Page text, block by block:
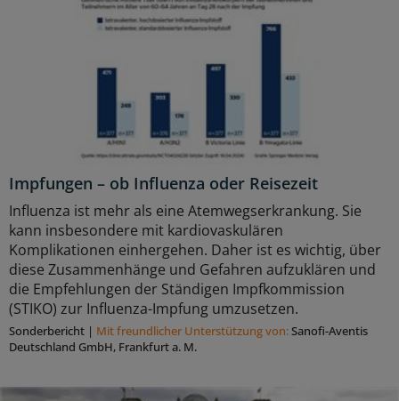
Impfungen – ob Influenza oder Reisezeit
Influenza ist mehr als eine Atemwegserkrankung. Sie
kann insbesondere mit kardiovaskulären
Komplikationen einhergehen. Daher ist es wichtig, über
diese Zusammenhänge und Gefahren aufzuklären und
die Empfehlungen der Ständigen Impfkommission
(STIKO) zur Influenza-Impfung umzusetzen.
Sonderbericht | Mit freundlicher Unterstützung von:Sanofi-Aventis
Deutschland GmbH, Frankfurt a. M.